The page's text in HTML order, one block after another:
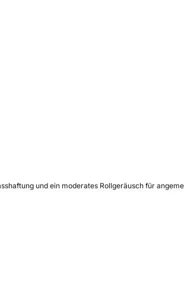
und ein moderates Rollgeräusch für